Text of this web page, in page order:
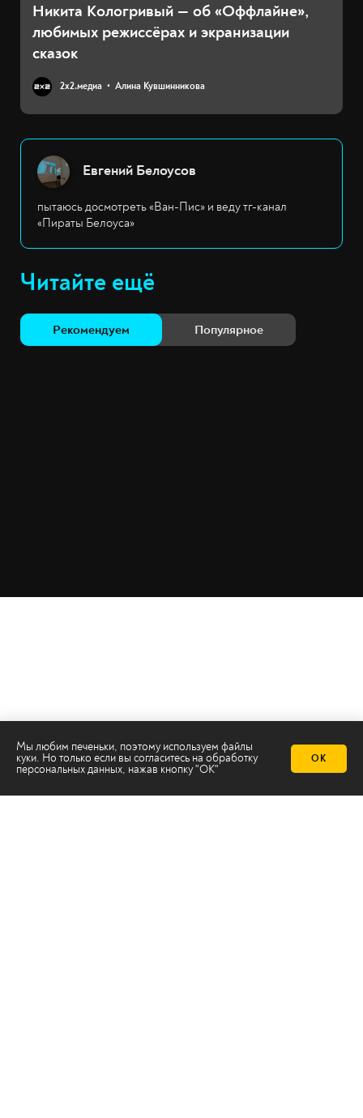
Никита Кологривый — об «Оффлайне»,
любимых режиссёрах и экранизации
сказок
2х2.медиа Алина Кувшинникова
Евгений Белоусов
пытаюсь досмотреть «Ван-Пис» и веду тг-канал
«Пираты Белоуса»
Читайте ещё
Рекомендуем Популярное
Мы любим печеньки, поэтому используем файлы
куки. Но только если вы согласитесь на обработку
персональных данных, нажав кнопку "ОК"
ОК